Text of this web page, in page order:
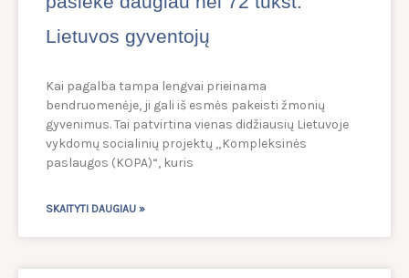
Lietuvos gyventojų
Kai pagalba tampa lengvai prieinama
bendruomenėje, ji gali iš esmės pakeisti žmonių
gyvenimus. Tai patvirtina vienas didžiausių Lietuvoje
vykdomų socialinių projektų „Kompleksinės
paslaugos (KOPA)“, kuris
SKAITYTI DAUGIAU »